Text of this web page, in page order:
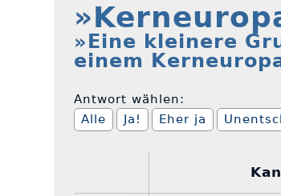
»Eine kleinere
einem
Antwort wählen:
Alle
Ja! Eher ja